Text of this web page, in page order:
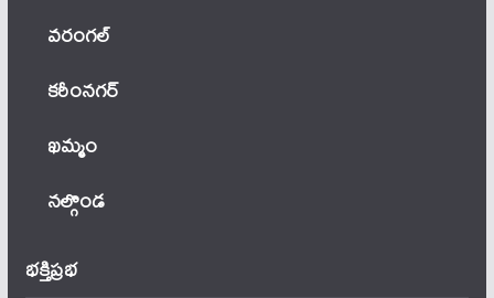
వ‌రంగ‌ల్
కరీంనగర్
ఖ‌మ్మం
నల్గొండ
భక్తిప్రభ